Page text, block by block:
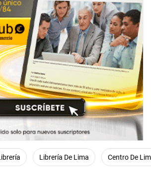
Librería De Lima Centro De